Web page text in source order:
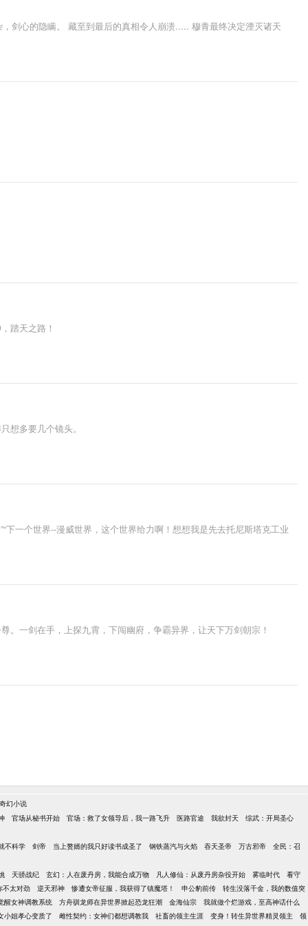
剑心的隐瞒。 藏至到最后的真相令人崩溃..... 穆青最终决定湮灭诸天
踏天之路！
想多要几个镜头。
一个世界--漫威世界，这个世界给力啊！想想我是先去托尼斯塔克工业
一剑在手，上探九霄，下闯幽府，争霸异界，让天下万剑朝宗！
幻小说
官场从秘书开始 官场：救了女领导后，我一路飞升 医路官途 我欲封天 综武：开局圣心
不科学 剑帝 当上赘婿的我只好读书成圣了 钢铁蒸汽与火焰 吞天圣帝 万古邪帝 全民：召
天骄战纪 玄幻：人在废丹房，我能合成万物 凡人修仙：从废丹房杂役开始 雾临时代
看守
不太对劲
逆天邪神 惨遭女帝征服，我获得了镇魔塔！ 申公豹前传
转生没落千金，我的数值突
醒女神调教系统
方舟驯龙师在异世界掀起恐龙狂潮 金海仙宗
我就做个烂游戏，至高神话什么
小姐孝心变质了
雌性契约：女神们都想调教我 社畜的领主生涯 变身！转生异世界精灵领主
领